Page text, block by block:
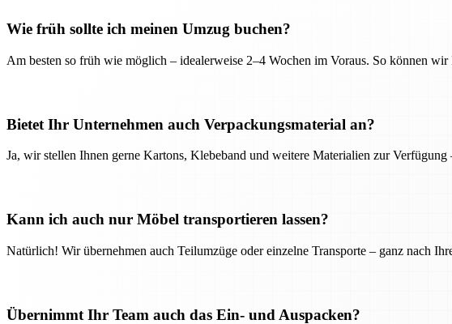
Wie früh sollte ich meinen Umzug buchen?
Am besten so früh wie möglich – idealerweise 2–4 Wochen im Voraus. So können
Bietet Ihr Unternehmen auch Verpackungsmaterial an?
Ja, wir stellen Ihnen gerne Kartons, Klebeband und weitere Materialien zur
Kann ich auch nur Möbel transportieren lassen?
Natürlich! Wir übernehmen auch Teilumzüge oder einzelne Transporte – ganz nach
Übernimmt Ihr Team auch das Ein- und Auspacken?